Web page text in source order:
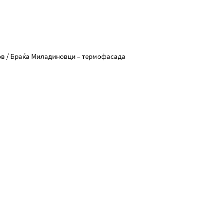
/ Браќа Миладиновци – термофасада